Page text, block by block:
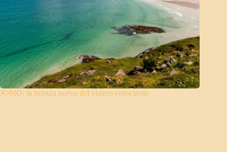
JOMO: la brújula nueva del viajero consciente